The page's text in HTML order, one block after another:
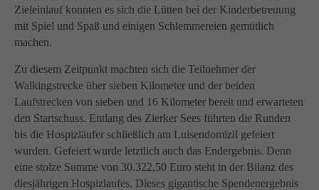
Zieleinlauf konnten es sich die Lütten bei der Kinderbetreuung
mit Spiel und Spaß und einigen Schlemmereien gemütlich
machen.
Zu diesem Zeitpunkt machten sich die Teilnehmer der
Walkingstrecke über sieben Kilometer und der beiden
Laufstrecken von sieben und 16 Kilometer bereit und erwarteten
den Startschuss. Entlang des Zierker Sees führten die Runden
bis die Hospizläufer schließlich am Luisendomizil gefeiert
wurden. Gefeiert wurde letztlich auch das Endergebnis. Denn
eine stolze Summe von 30.322,50 Euro steht in der Bilanz des
diesjährigen Hospizlaufes. Dieses gigantische Spendenergebnis